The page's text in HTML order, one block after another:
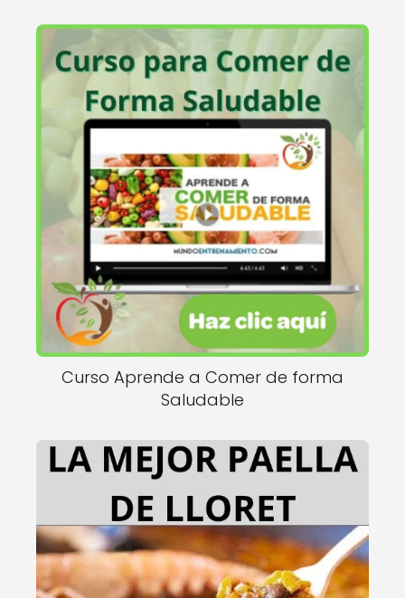
Curso Aprende a Comer de forma
Saludable